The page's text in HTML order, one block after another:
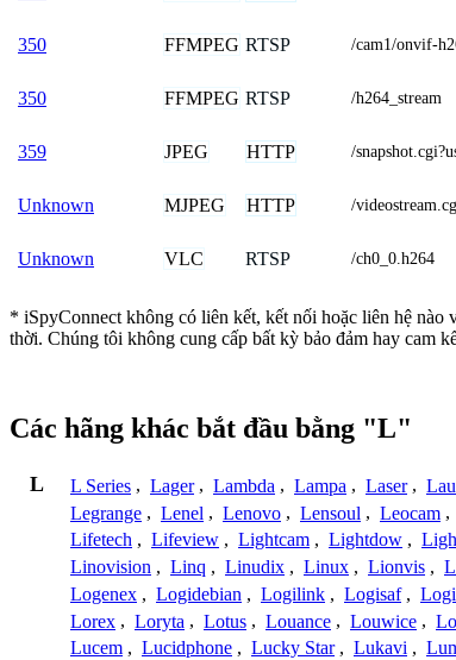
350 FFMPEG RTSP /cam1/onvif-
350 FFMPEG RTSP /h264_stream
359 JPEG HTTP /
Unknown MJPEG HTTP /
Unknown VLC RTSP /ch0_0.h264
* iSpyConnect không có liên kết, kết nối hoặc liên hệ nào
thời. Chúng tôi không cung cấp bất kỳ bảo đảm hay cam
Các hãng khác bắt đầu bằng "L"
L L Series , Lager , Lambda , Lampa , Laser ,
Legrange , Lenel , Lenovo , Lensoul , Leocam ,
Lifetech , Lifeview , Lightcam , Lightdow ,
Linovision , Linq , Linudix , Linux , Lionvis ,
Logenex , Logidebian , Logilink , Logisaf ,
Lorex , Loryta , Lotus , Louance , Louwice ,
Lucem , Lucidphone , Lucky Star , Lukavi ,